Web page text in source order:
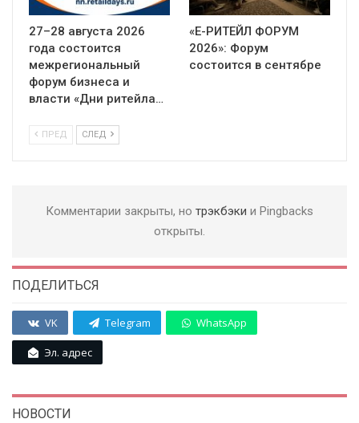
27–28 августа 2026
года состоится
межрегиональный
форум бизнеса и
власти «Дни ритейла…
«Е-РИТЕЙЛ ФОРУМ
2026»: Форум
состоится в сентябре
ПРЕД СЛЕД
Комментарии закрыты, но трэкбэки и Pingbacks
открыты.
ПОДЕЛИТЬСЯ
VK Telegram WhatsApp
Эл. адрес
НОВОСТИ